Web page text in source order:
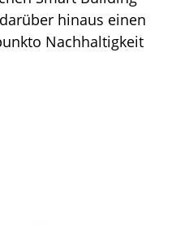
hinaus einen
Nachhaltigkeit